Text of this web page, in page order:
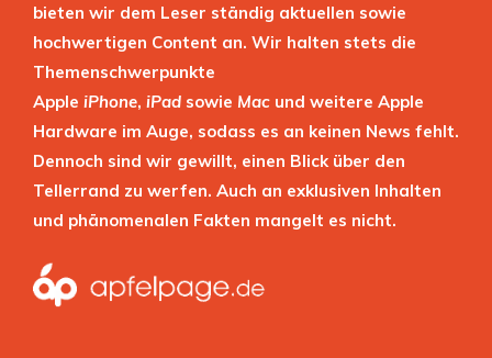
bieten wir dem Leser ständig aktuellen sowie
hochwertigen Content an. Wir halten stets die
Themenschwerpunkte
Apple iPhone, iPad sowie Mac und weitere Apple
Hardware im Auge, sodass es an keinen News fehlt.
Dennoch sind wir gewillt, einen Blick über den
Tellerrand zu werfen. Auch an exklusiven Inhalten
und phänomenalen Fakten mangelt es nicht.